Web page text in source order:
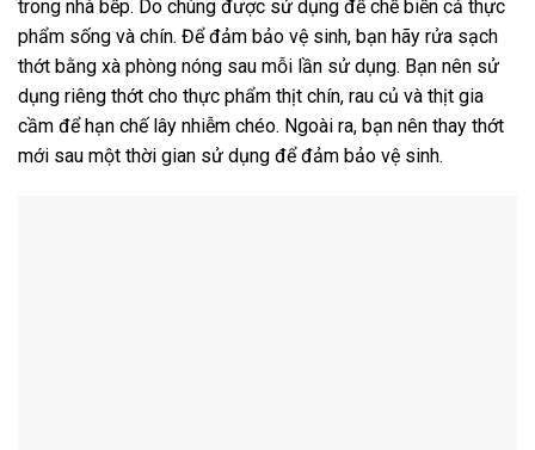
trong nhà bếp. Do chúng được sử dụng để chế biến cả thực
phẩm sống và chín. Để đảm bảo vệ sinh, bạn hãy rửa sạch
thớt bằng xà phòng nóng sau mỗi lần sử dụng. Bạn nên sử
dụng riêng thớt cho thực phẩm thịt chín, rau củ và thịt gia
cầm để hạn chế lây nhiễm chéo. Ngoài ra, bạn nên thay thớt
mới sau một thời gian sử dụng để đảm bảo vệ sinh.